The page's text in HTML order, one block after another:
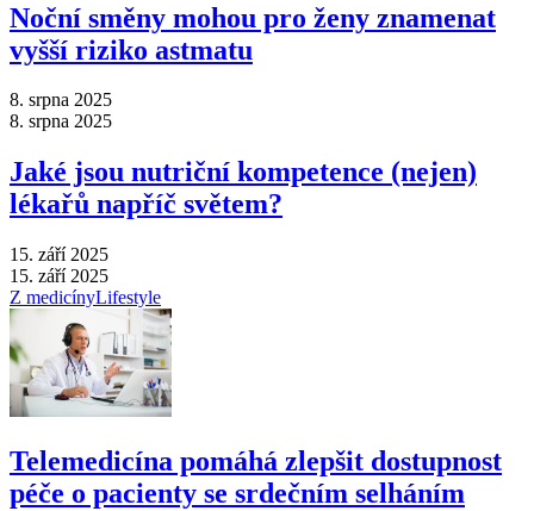
Noční směny mohou pro ženy znamenat
vyšší riziko astmatu
8. srpna 2025
8. srpna 2025
Jaké jsou nutriční kompetence (nejen)
lékařů napříč světem?
15. září 2025
15. září 2025
Z medicínyLifestyle
Telemedicína pomáhá zlepšit dostupnost
péče o pacienty se srdečním selháním